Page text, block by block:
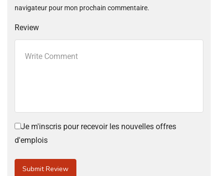
navigateur pour mon prochain commentaire.
Review
Je m'inscris pour recevoir les nouvelles offres
d'emplois